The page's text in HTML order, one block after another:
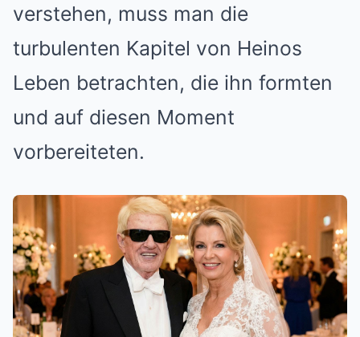
verstehen, muss man die
turbulenten Kapitel von Heinos
Leben betrachten, die ihn formten
und auf diesen Moment
vorbereiteten.